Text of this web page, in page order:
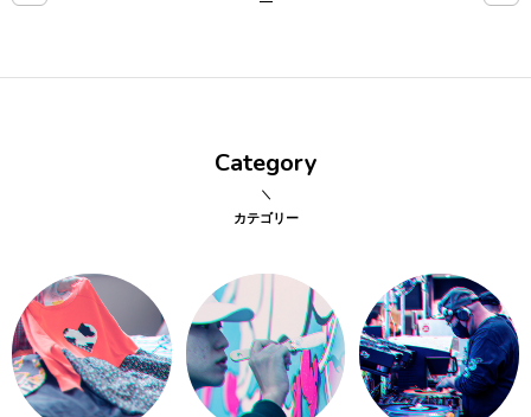
阪
の文
化
Category
カテゴリー